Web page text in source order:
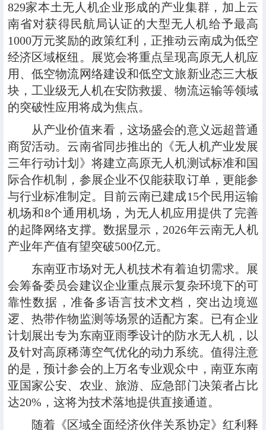
829家本土无人机企业形成的产业集群，加上云
南省对获得民航局认证的大型无人机给予最高
1000万元奖励的政策红利，正推动云南成为低空
经济区域枢纽。展览会将重点呈现高原无人机应
用、低空物流网络建设和低空文旅新业态三大板
块，工业级无人机在安防救援、物流运输等领域
的突破性应用将成为焦点。
从产业价值来看，这场盛会的意义远超普通
商贸活动。云南省同步推出的《无人机产业发展
三年行动计划》将建立高原无人机测试标准和国
际合作机制，参展企业不仅能获取订单，更能参
与行业标准制定。目前云南已建成15个民用运输
机场和8个通用机场，为无人机应用提供了完善
的起降网络支撑。数据显示，2026年云南无人机
产业年产值有望突破500亿元。
东南亚市场对无人机技术有着迫切需求。展
会筹备委员会建议企业重点展示复杂环境下的可
靠性数据，准备多语言技术文档，突出边境巡
逻、热带作物监测等场景的适配方案。已有企业
计划展出专为东南亚雨季设计的防水无人机，以
及针对高原稀薄空气优化的动力系统。值得注意
的是，预计参会的上万名专业观众中，南亚东南
亚国家公安、农业、旅游、应急部门决策者占比
达20%，这将为技术落地提供直接通道。
随着《区域全面经济伙伴关系协定》红利释